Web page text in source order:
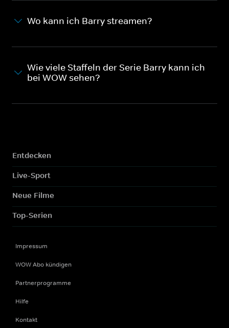
Wo kann ich Barry streamen?
Wie viele Staffeln der Serie Barry kann ich
bei WOW sehen?
Entdecken
Live-Sport
Neue Filme
Top-Serien
Impressum
WOW Abo kündigen
Partnerprogramme
Hilfe
Kontakt